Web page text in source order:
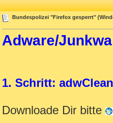
Sectors Detected: 0
items detected)
Bundespolizei "Firefox gesperrt"
Adware/
1. Schritt:
Downloade Dir bitte